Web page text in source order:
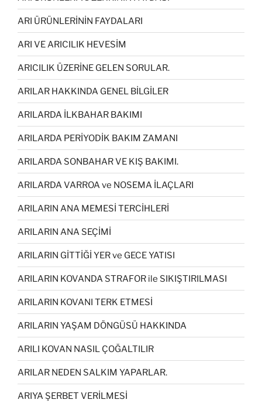
ARI ÜRÜNLERİNİN FAYDALARI
ARI VE ARICILIK HEVESİM
ARICILIK ÜZERİNE GELEN SORULAR.
ARILAR HAKKINDA GENEL BİLGİLER
ARILARDA İLKBAHAR BAKIMI
ARILARDA PERİYODİK BAKIM ZAMANI
ARILARDA SONBAHAR VE KIŞ BAKIMI.
ARILARDA VARROA ve NOSEMA İLAÇLARI
ARILARIN ANA MEMESİ TERCİHLERİ
ARILARIN ANA SEÇİMİ
ARILARIN GİTTİĞİ YER ve GECE YATISI
ARILARIN KOVANDA STRAFOR ile SIKIŞTIRILMASI
ARILARIN KOVANI TERK ETMESİ
ARILARIN YAŞAM DÖNGÜSÜ HAKKINDA
ARILI KOVAN NASIL ÇOĞALTILIR
ARILAR NEDEN SALKIM YAPARLAR.
ARIYA ŞERBET VERİLMESİ